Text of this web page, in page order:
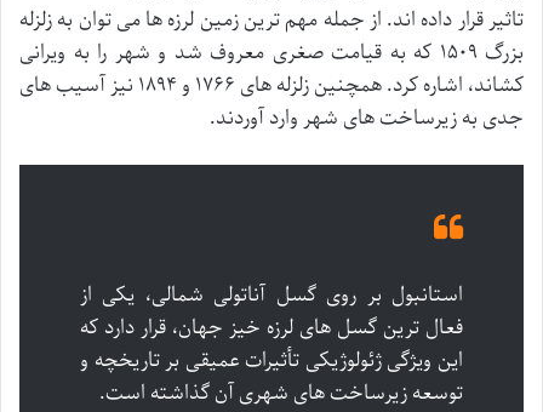
تاثیر قرار داده اند. از جمله مهم ترین زمین لرزه ها می توان به زلزله
بزرگ ۱۵۰۹ که به قیامت صغری معروف شد و شهر را به ویرانی
کشاند، اشاره کرد. همچنین زلزله های ۱۷۶۶ و ۱۸۹۴ نیز آسیب های
جدی به زیرساخت های شهر وارد آوردند.
استانبول بر روی گسل آناتولی شمالی، یکی از
فعال ترین گسل های لرزه خیز جهان، قرار دارد که
این ویژگی ژئولوژیکی تأثیرات عمیقی بر تاریخچه و
توسعه زیرساخت های شهری آن گذاشته است.